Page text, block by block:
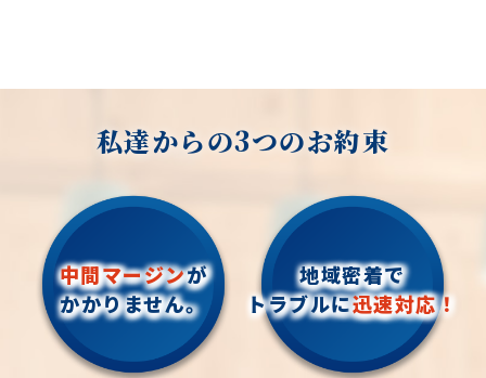
私達からの3つのお約束
中間マージンが
かかりません。
地域密着で
トラブルに迅速対応！